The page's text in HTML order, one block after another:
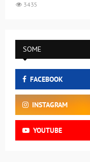
3435
SOME
FACEBOOK
INSTAGRAM
YOUTUBE